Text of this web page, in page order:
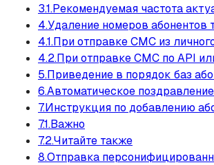
3.1.Рекомендуемая частота
4.Удаление номеров абонентов
4.1.При отправке СМС из
4.2.При отправке СМС по API
5.Приведение в порядок баз
6.Автоматическое
7.Инструкция по добавлению
7.1.Важно
7.2.Читайте также
8.Отправка